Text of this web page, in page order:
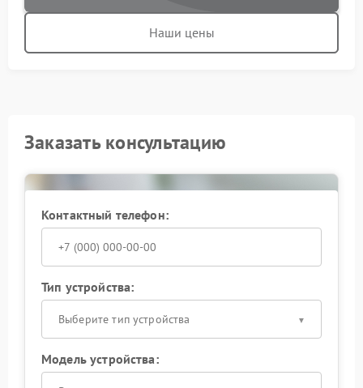
Наши цены
Заказать консультацию
Контактный телефон:
Тип устройства:
Выберите тип устройства
Модель устройства: